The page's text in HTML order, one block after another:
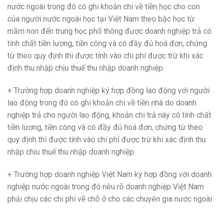
nước ngoài trong đó có ghi khoản chi về tiền học cho con
của người nước ngoài học tại Việt Nam theo bậc học từ
mầm non đến trung học phổ thông được doanh nghiệp trả có
tính chất tiền lương, tiền công và có đầy đủ hoá đơn, chứng
từ theo quy định thì được tính vào chi phí được trừ khi xác
định thu nhập chịu thuế thu nhập doanh nghiệp.
+ Trường hợp doanh nghiệp ký hợp đồng lao động với người
lao động trong đó có ghi khoản chi về tiền nhà do doanh
nghiệp trả cho người lao động, khoản chi trả này có tính chất
tiền lương, tiền công và có đầy đủ hoá đơn, chứng từ theo
quy định thì được tính vào chi phí được trừ khi xác định thu
nhập chịu thuế thu nhập doanh nghiệp.
+ Trường hợp doanh nghiệp Việt Nam ký hợp đồng với doanh
nghiệp nước ngoài trong đó nêu rõ doanh nghiệp Việt Nam
phải chịu các chi phí về chỗ ở cho các chuyên gia nước ngoài